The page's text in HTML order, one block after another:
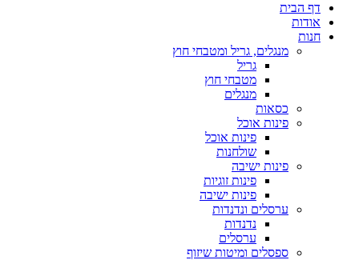
דף הבית
אודות
חנות
מנגלים, גריל ומטבחי חוץ
גריל
מטבחי חוץ
מנגלים
כסאות
פינות אוכל
פינות אוכל
שולחנות
פינות ישיבה
פינות זוגיות
פינות ישיבה
ערסלים ונדנדות
נדנדות
ערסלים
ספסלים ומיטות שיזוף